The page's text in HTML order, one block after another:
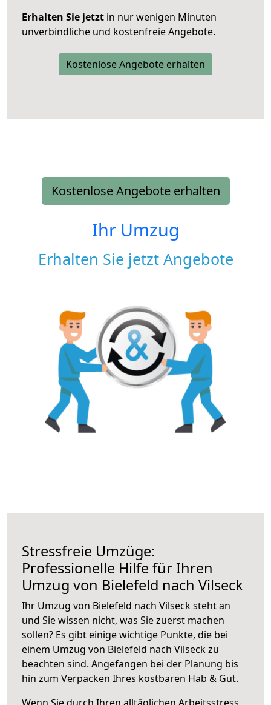
Erhalten Sie jetzt in nur wenigen Minuten
unverbindliche und kostenfreie Angebote.
Kostenlose Angebote erhalten
Kostenlose Angebote erhalten
Ihr Umzug
Erhalten Sie jetzt Angebote
Stressfreie Umzüge:
Professionelle Hilfe für Ihren
Umzug von Bielefeld nach Vilseck
Ihr Umzug von Bielefeld nach Vilseck steht an
und Sie wissen nicht, was Sie zuerst machen
sollen? Es gibt einige wichtige Punkte, die bei
einem Umzug von Bielefeld nach Vilseck zu
beachten sind. Angefangen bei der Planung bis
hin zum Verpacken Ihres kostbaren Hab & Gut.